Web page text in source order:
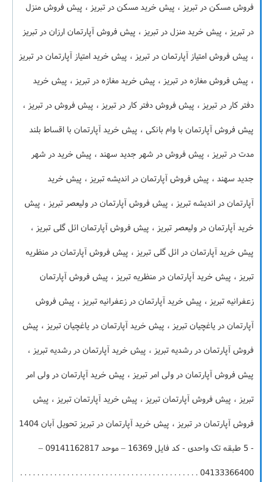
فروش مسکن در تبریز ، پیش خرید مسکن در تبریز ، پیش فروش منزل
در تبریز ، پیش خرید منزل در تبریز ، پیش فروش آپارتمان ارزان در تبریز
، پیش فروش امتیاز آپارتمان در تبریز ، پیش خرید امتیاز آپارتمان در تبریز
، پیش فروش مغازه در تبریز ، پیش خرید مغازه در تبریز ، پیش خرید
دفتر کار در تبریز ، پیش فروش دفتر کار در تبریز ، پیش فروش در تبریز ،
پیش فروش آپارتمان با وام بانکی ، پیش خرید آپارتمان با اقساط بلند
مدت در تبریز ، پیش فروش در شهر جدید سهند ، پیش خرید در شهر
جدید سهند ، پیش فروش آپارتمان در اندیشه تبریز ، پیش خرید
آپارتمان در اندیشه تبریز ، پیش فروش آپارتمان در ولیعصر تبریز ، پیش
خرید آپارتمان در ولیعصر تبریز ، پیش فروش آپارتمان ائل گلی تبریز ،
پیش خرید آپارتمان در ائل گلی تبریز ، پیش فروش آپارتمان در منظریه
تبریز ، پیش خرید آپارتمان در منظریه تبریز ، پیش فروش آپارتمان
زعفرانیه تبریز ، پیش خرید آپارتمان در زعفرانیه تبریز ، پیش فروش
آپارتمان در یاغچیان تبریز ، پیش خرید آپارتمان در یاغچیان تبریز ، پیش
فروش آپارتمان در رشدیه تبریز ، پیش خرید آپارتمان در رشدیه تبریز ،
پیش فروش آپارتمان در ولی امر تبریز ، پیش خرید آپارتمان در ولی امر
تبریز ، پیش فروش آپارتمان تبریز ، پیش خرید آپارتمان تبریز ، پیش
فروش آپارتمان در تبریز ، پیش خرید آپارتمان در تبریز تحویل آبان 1404
- 5 طبقه تک واحدی - کد فایل 16369 – موحد 09141162817 –
04133366400 . . . . . . . . . . . . . . . . . . . . . . . . . . . . . . . . . . . . . . . . . .